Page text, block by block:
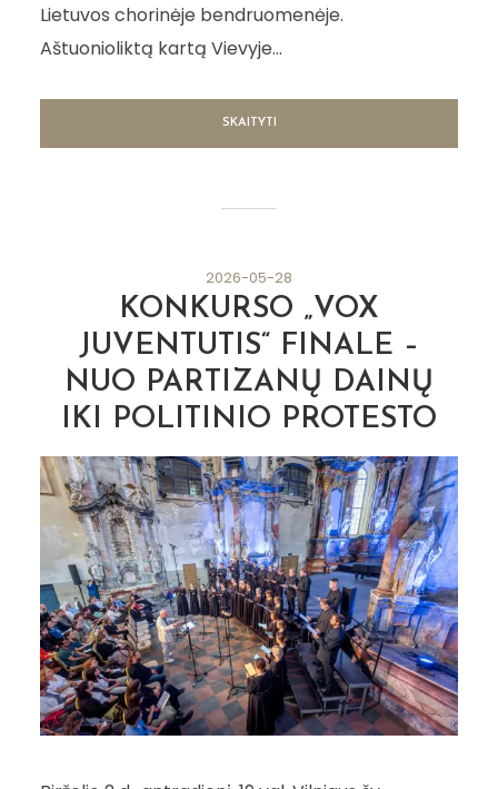
Lietuvos chorinėje bendruomenėje.
Aštuonioliktą kartą Vievyje...
SKAITYTI
2026-05-28
KONKURSO „VOX
JUVENTUTIS“ FINALE –
NUO PARTIZANŲ DAINŲ
IKI POLITINIO PROTESTO